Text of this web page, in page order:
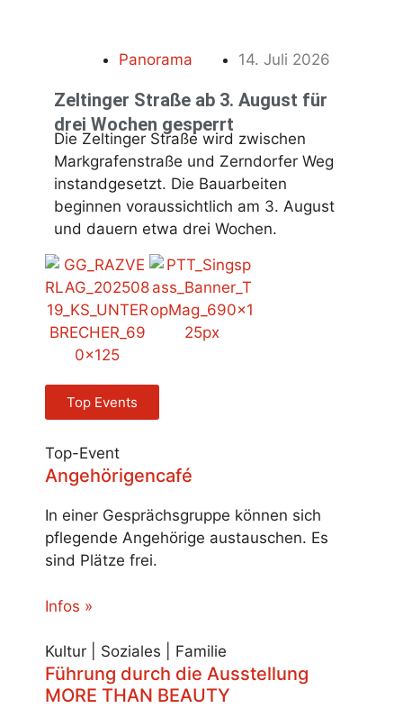
14. Juli 2026
Panorama
Zeltinger Straße ab 3. August für
drei Wochen gesperrt
Die Zeltinger Straße wird zwischen
Markgrafenstraße und Zerndorfer Weg
instandgesetzt. Die Bauarbeiten
beginnen voraussichtlich am 3. August
und dauern etwa drei Wochen.
Top Events
Top-Event
Angehörigencafé
In einer Gesprächsgruppe können sich
pflegende Angehörige austauschen. Es
sind Plätze frei.
Infos »
Kultur | Soziales | Familie
Führung durch die Ausstellung
MORE THAN BEAUTY